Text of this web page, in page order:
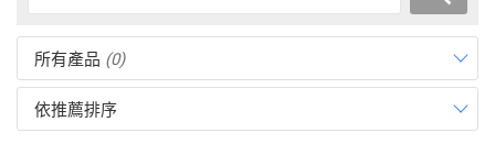
所有產品 (0)
依推薦排序